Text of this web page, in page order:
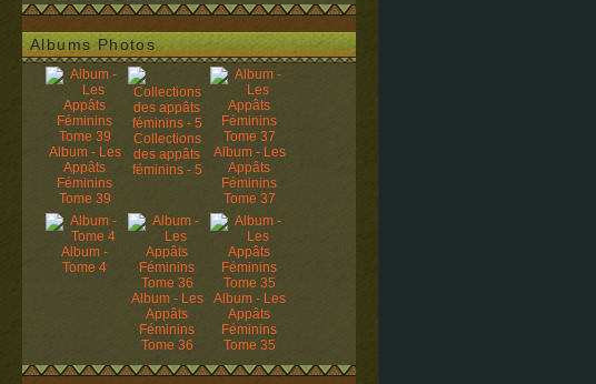
Albums Photos
Album - Les
Appâts
Féminins
Tome 39
Collections
des appâts
féminins - 5
Album - Les
Appâts
Féminins
Tome 37
Album -
Tome 4
Album - Les
Appâts
Féminins
Tome 36
Album - Les
Appâts
Féminins
Tome 35